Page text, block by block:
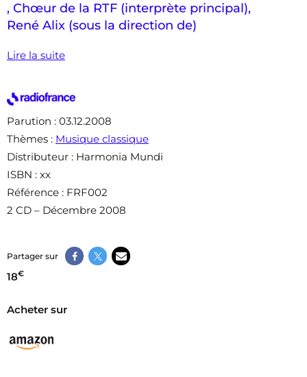
, Chœur de la RTF (interprète principal),
René Alix (sous la direction de)
Lire la suite
Parution : 03.12.2008
Thèmes : Musique classique
Distributeur : Harmonia Mundi
ISBN : xx
Référence : FRF002
2 CD – Décembre 2008
Partager sur
18€
Acheter sur